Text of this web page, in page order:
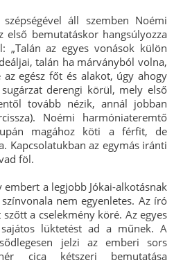
áll szemben Noémi
első bemutatáskor hangsúlyozza
„Talán az egyes vonások külön
talán ha márványból volna,
egész főt és alakot, úgy ahogy
derengi körül, mely első
tovább nézik, annál jobban
Noémi harmóniateremtő
magához köti a férfit, de
Kapcsolatukban az egymás iránti
föl.
embert a legjobb Jókai-alkotásnak
nem egyenletes. Az író
a cselekmény köré. Az egyes
lüktetést ad a műnek. A
jelzi az emberi sors
cica kétszeri bemutatása